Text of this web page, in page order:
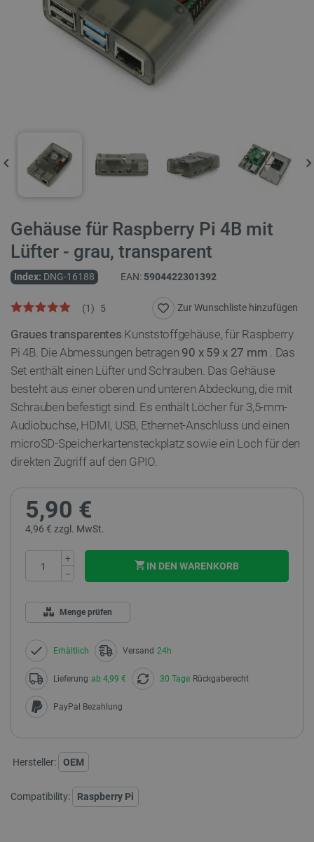
Gehäuse für Raspberry Pi 4B mit
Lüfter - grau, transparent
Index: DNG-16188 EAN: 5904422301392
5
(1) Zur Wunschliste hinzufügen
Graues transparentes Kunststoffgehäuse, für Raspberry
Pi 4B. Die Abmessungen betragen 90 x 59 x 27 mm . Das
Set enthält einen Lüfter und Schrauben. Das Gehäuse
besteht aus einer oberen und unteren Abdeckung, die mit
Schrauben befestigt sind. Es enthält Löcher für 3,5-mm-
Audiobuchse, HDMI, USB, Ethernet-Anschluss und einen
microSD-Speicherkartensteckplatz sowie ein Loch für den
direkten Zugriff auf den GPIO.
5,90 €
4,96 € zzgl. MwSt.
+
−
IN DEN WARENKORB
Menge prüfen
Erhältlich Versand 24h
Lieferung ab 4,99 € 30 Tage Rückgaberecht
PayPal Bezahlung
Hersteller: OEM
Compatibility: Raspberry Pi